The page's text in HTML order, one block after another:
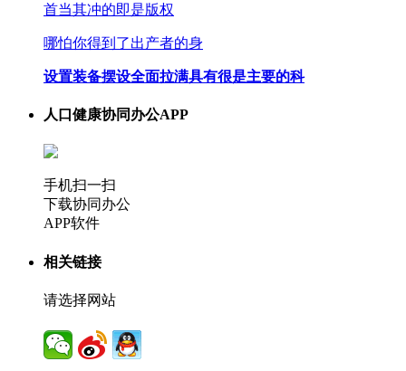
首当其冲的即是版权
哪怕你得到了出产者的身
设置装备摆设全面拉满具有很是主要的科
人口健康协同办公APP
手机扫一扫
下载协同办公
APP软件
相关链接
请选择网站